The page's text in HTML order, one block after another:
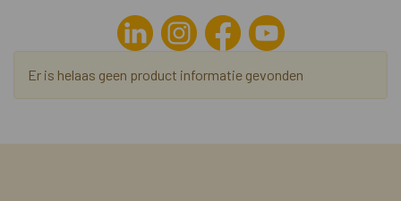
Er is helaas geen product informatie gevonden